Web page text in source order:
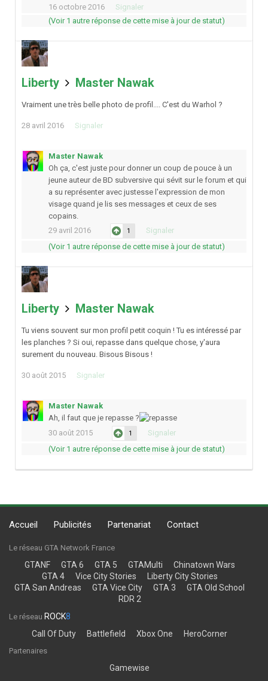
16 octobre 2016
Signaler
(Voir 1 autre réponse de cette mise à jour de statut)
Liberty Master Nawak
Vraiment une très belle photo de profil.... C'est du Warhol ?
28 avril 2016 Signaler
Master Nawak
Oh ça, c'est juste pour donner un coup de pouce à un
jeune auteur de BD subversive qui sévit sur le forum et qui
a su représenter avec justesse l'expression de mon
visage quand je lis ses messages et ceux de ses
copains.
29 avril 2016
1
Signaler
(Voir 1 autre réponse de cette mise à jour de statut)
Liberty Master Nawak
Tu viens souvent sur mon profil petit coquin ! Tu es intéressé par
les planches ? Si oui, repasse dans quelque chose, y'aura
surement du nouveau. Bisous Bisous !
30 août 2015 Signaler
Master Nawak
Ah, il faut que je repasse ?
30 août 2015
1
Signaler
(Voir 1 autre réponse de cette mise à jour de statut)
Accueil Publicités Partenariat Contact
Le réseau GTA Network France
GTANF GTA 6 GTA 5 GTAMulti
Chinatown Wars
GTA 4
Vice City Stories
Liberty City Stories
GTA San Andreas
GTA Vice City GTA 3
GTA Old School
RDR 2
Le réseau ROCK8
Call Of Duty
Battlefield Xbox One HeroCorner
Partenaires
Gamewise